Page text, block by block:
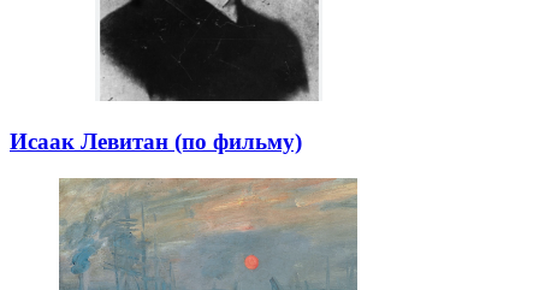
Исаак Левитан (по фильму)